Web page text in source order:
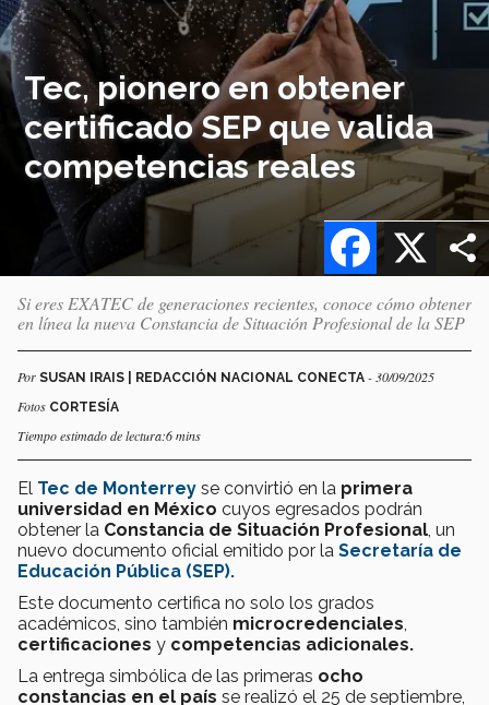
Tec, pionero en obtener
certificado SEP que valida
competencias reales
X
Facebook
Si eres EXATEC de generaciones recientes, conoce cómo obtener
en línea la nueva Constancia de Situación Profesional de la SEP
Por SUSAN IRAIS | REDACCIÓN NACIONAL CONECTA - 30/09/2025
Fotos CORTESÍA
Tiempo estimado de lectura:6 mins
El Tec de Monterrey se convirtió en la primera
universidad en México cuyos egresados podrán
obtener la Constancia de Situación Profesional , un
nuevo documento oficial emitido por la Secretaría de
Educación Pública (SEP).
Este documento certifica no solo los grados
académicos, sino también microcredenciales
certificaciones y competencias adicionales.
La entrega simbólica de las primeras ocho
constancias en el país se realizó el 25 de septiembre,